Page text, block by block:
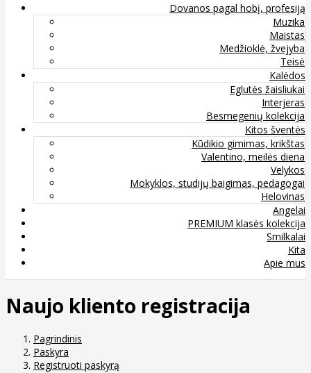
Dovanos pagal hobį, profesiją
Muzika
Maistas
Medžioklė, žvejyba
Teisė
Kalėdos
Eglutės žaisliukai
Interjeras
Besmegenių kolekcija
Kitos šventės
Kūdikio gimimas, krikštas
Valentino, meilės diena
Velykos
Mokyklos, studijų baigimas, pedagogai
Helovinas
Angelai
PREMIUM klasės kolekcija
Smilkalai
Kita
Apie mus
Naujo kliento registracija
Pagrindinis
Paskyra
Registruoti paskyrą